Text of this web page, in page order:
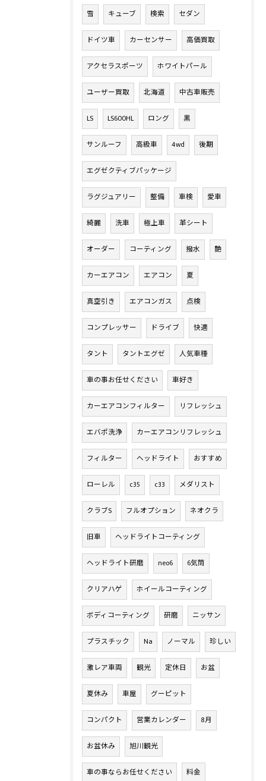
雪 キューブ 検索 セダン
ドイツ車 カーセンサー 高価買取
アクセラスポーツ ホワイトパール
ユーザー買取 北海道 中古車販売
LS LS600HL ロング 黒
サンルーフ 高級車 4wd 後期
エグゼクティブパッケージ
ラグジュアリー 整備 車検 愛車
綺麗 洗車 極上車 革シート
オーダー コーティング 撥水 艶
カーエアコン エアコン 夏
真空引き エアコンガス 点検
コンプレッサー ドライブ 快適
タント タントエグゼ 人気車種
車の事お任せください 車好き
カーエアコンフィルター リフレッシュ
エバポ洗浄 カーエアコンリフレッシュ
フィルター ヘッドライト おすすめ
ローレル c35 c33 メダリスト
クラブS フルオプション ネオクラ
旧車 ヘッドライトコーティング
ヘッドライト研磨 neo6 6気筒
クリアハゲ ホイールコーティング
ボディコーティング 研磨 ニッサン
プラスチック Na ノーマル 珍しい
激レア車両 観光 定休日 お盆
夏休み 車屋 グーピット
コンパクト 営業カレンダー 8月
お盆休み 旭川観光
車の事ならお任せください 料金